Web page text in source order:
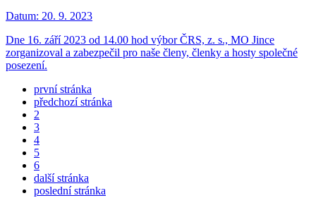
Datum: 20. 9. 2023
Dne 16. září 2023 od 14.00 hod výbor ČRS, z. s., MO Jince
zorganizoval a zabezpečil pro naše členy, členky a hosty společné
posezení.
první stránka
předchozí stránka
2
3
4
5
6
další stránka
poslední stránka